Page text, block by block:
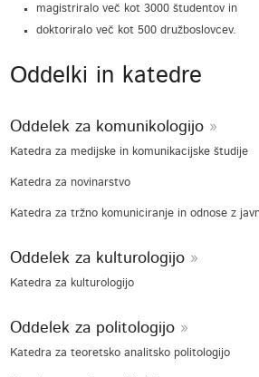
magistriralo več kot 3000 študentov in
doktoriralo več kot 500 družboslovcev.
Oddelki in katedre
Oddelek za komunikologijo
Katedra za medijske in komunikacijske študije
Katedra za novinarstvo
Katedra za tržno komuniciranje in odnose z
Oddelek za kulturologijo
Katedra za kulturologijo
Oddelek za politologijo
Katedra za teoretsko analitsko politologijo